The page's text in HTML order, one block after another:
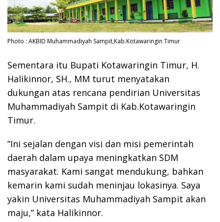
Photo : AKBID Muhammadiyah Sampit,Kab.Kotawaringin Timur
Sementara itu Bupati Kotawaringin Timur, H.
Halikinnor, SH., MM turut menyatakan
dukungan atas rencana pendirian Universitas
Muhammadiyah Sampit di Kab.Kotawaringin
Timur.
“Ini sejalan dengan visi dan misi pemerintah
daerah dalam upaya meningkatkan SDM
masyarakat. Kami sangat mendukung, bahkan
kemarin kami sudah meninjau lokasinya. Saya
yakin Universitas Muhammadiyah Sampit akan
maju,” kata Halikinnor.